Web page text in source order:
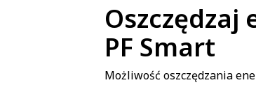
Oszczędzaj
PF Smart
Możliwość oszczędzania